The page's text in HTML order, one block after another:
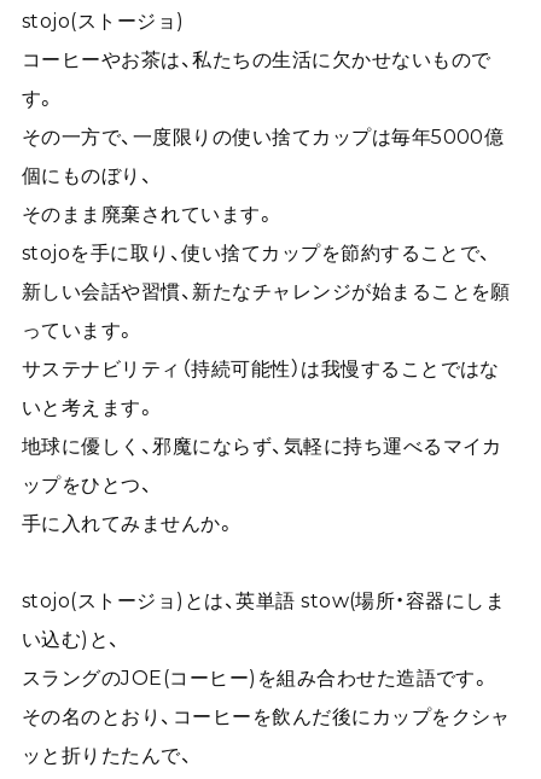
stojo(ストージョ)
コーヒーやお茶は、私たちの生活に欠かせないもので
す。
その一方で、一度限りの使い捨てカップは毎年5000億
個にものぼり、
そのまま廃棄されています。
stojoを手に取り、使い捨てカップを節約することで、
新しい会話や習慣、新たなチャレンジが始まることを願
っています。
サステナビリティ（持続可能性）は我慢することではな
いと考えます。
地球に優しく、邪魔にならず、気軽に持ち運べるマイカ
ップをひとつ、
手に入れてみませんか。
stojo(ストージョ)とは、英単語 stow(場所・容器にしま
い込む)と、
スラングのJOE(コーヒー)を組み合わせた造語です。
その名のとおり、コーヒーを飲んだ後にカップをクシャ
ッと折りたたんで、